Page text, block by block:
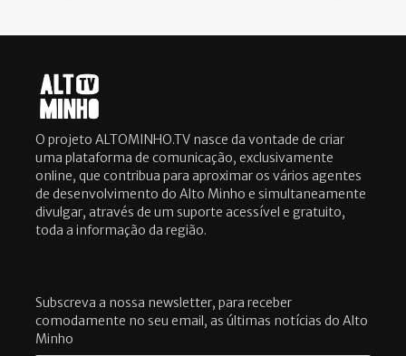
O projeto ALTOMINHO.TV nasce da vontade de criar
uma plataforma de comunicação, exclusivamente
online, que contribua para aproximar os vários agentes
de desenvolvimento do Alto Minho e simultaneamente
divulgar, através de um suporte acessível e gratuito,
toda a informação da região.
Subscreva a nossa newsletter, para receber
comodamente no seu email, as últimas notícias do Alto
Minho